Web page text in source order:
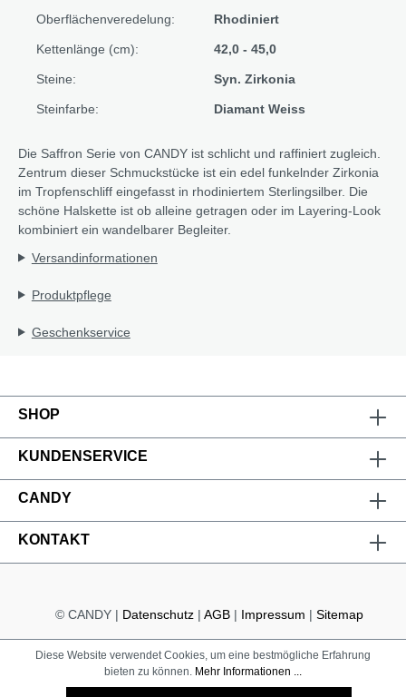
Oberflächenveredelung: Rhodiniert
Kettenlänge (cm): 42,0 - 45,0
Steine: Syn. Zirkonia
Steinfarbe: Diamant Weiss
Die Saffron Serie von CANDY ist schlicht und raffiniert zugleich.
Zentrum dieser Schmuckstücke ist ein edel funkelnder Zirkonia
im Tropfenschliff eingefasst in rhodiniertem Sterlingsilber. Die
schöne Halskette ist ob alleine getragen oder im Layering-Look
kombiniert ein wandelbarer Begleiter.
Versandinformationen
Produktpflege
Geschenkservice
KONTAKT
SHOP
KUNDENSERVICE
CANDY
© CANDY | Datenschutz | AGB | Impressum | Sitemap
Diese Website verwendet Cookies, um eine bestmögliche Erfahrung
bieten zu können. Mehr Informationen ...